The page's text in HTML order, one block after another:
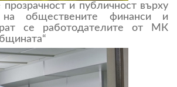
и публичност върху
на обществените финанси и
се работодателите от МК